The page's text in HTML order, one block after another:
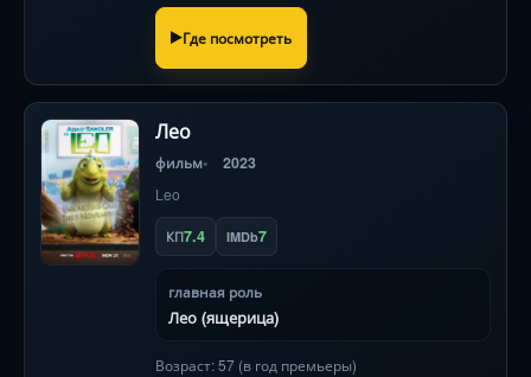
Где посмотреть
Лео
фильм 2023
Leo
КП7.4 IMDb7
главная роль
Лео (ящерица)
Возраст: 57 (в год премьеры)